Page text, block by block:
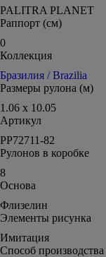
PALITRA PLANET
Раппорт (см)
0
Коллекция
Бразилия / Brazilia
Размеры рулона (м)
1.06 x 10.05
Артикул
PP72711-82
Рулонов в коробке
8
Основа
Флизелин
Элементы рисунка
Имитация
Способ производства